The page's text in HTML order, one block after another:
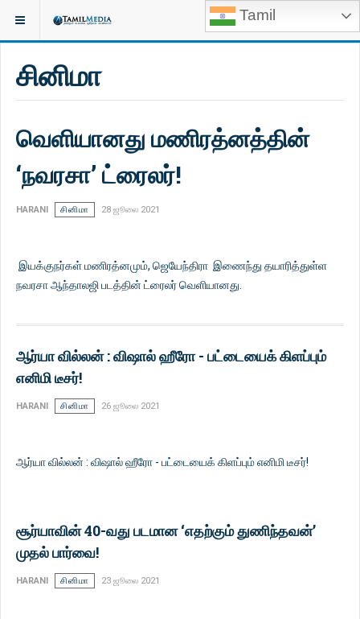
Tamil
சினிமா
வெளியானது மணிரத்னத்தின்
‘நவரசா’ ட்ரைலர்!
HARANI சினிமா 28 ஜூலை 2021
இயக்குநர்கள் மணிரத்னமும், ஜெயேந்திரா இணைந்து தயாரித்துள்ள
நவரசா ஆந்தாலஜி படத்தின் ட்ரைலர் வெளியானது.
ஆர்யா வில்லன் : விஷால் ஹீரோ - பட்டையைக் கிளப்பும்
எனிமி டீசர்!
HARANI சினிமா 26 ஜூலை 2021
ஆர்யா வில்லன் : விஷால் ஹீரோ - பட்டையைக் கிளப்பும் எனிமி டீசர்!
சூர்யாவின் 40-வது படமான ‘எதற்கும் துணிந்தவன்’
முதல் பார்வை!
HARANI சினிமா 23 ஜூலை 2021